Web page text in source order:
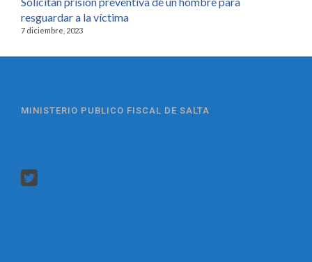
resguardar a la víctima
7 diciembre, 2023
MINISTERIO PUBLICO FISCAL DE SALTA